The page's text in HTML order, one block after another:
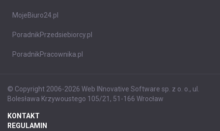
MojeBiuro24.pl
PoradnikPrzedsiebiorcy.pl
PoradnikPracownika.pl
© Copyright 2006-2026 Web INnovative Software sp. z o. o., ul.
Bolesława Krzywoustego 105/21, 51-166 Wrocław
KONTAKT
REGULAMIN